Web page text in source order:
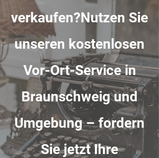
verkaufen?Nutzen Sie
unseren kostenlosen
Vor-Ort-Service in
Braunschweig und
Umgebung – fordern
Sie jetzt Ihre